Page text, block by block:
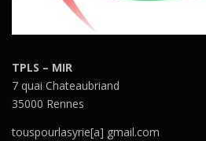
TPLS – MIR
7 quai Chateaubriand
35000 Rennes
touspourlasyrie[a] gmail.com